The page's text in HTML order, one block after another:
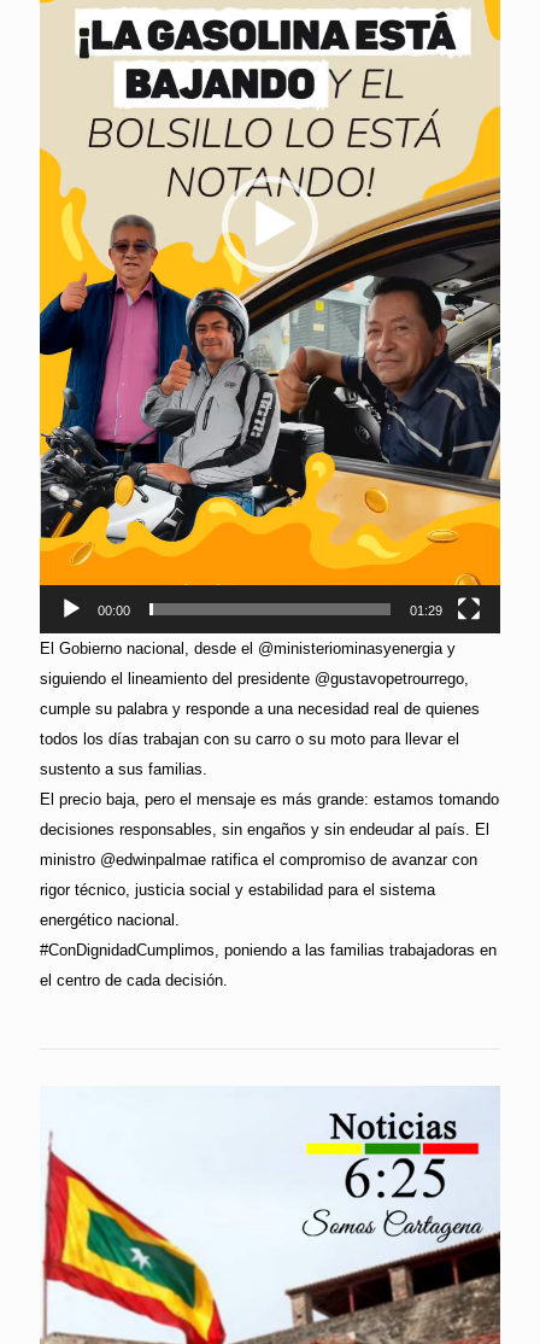
00:00 01:29
El Gobierno nacional, desde el @ministeriominasyenergia y
siguiendo el lineamiento del presidente @gustavopetrourrego,
cumple su palabra y responde a una necesidad real de quienes
todos los días trabajan con su carro o su moto para llevar el
sustento a sus familias.
El precio baja, pero el mensaje es más grande: estamos tomando
decisiones responsables, sin engaños y sin endeudar al país. El
ministro @edwinpalmae ratifica el compromiso de avanzar con
rigor técnico, justicia social y estabilidad para el sistema
energético nacional.
#ConDignidadCumplimos, poniendo a las familias trabajadoras en
el centro de cada decisión.